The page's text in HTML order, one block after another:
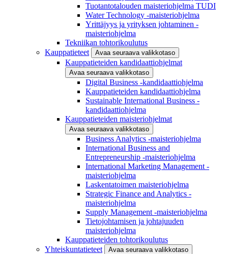
Tuotantotalouden maisteriohjelma TUDI
Water Technology -maisteriohjelma
Yrittäjyys ja yrityksen johtaminen -
maisteriohjelma
Tekniikan tohtorikoulutus
Kauppatieteet
Avaa seuraava valikkotaso
Kauppatieteiden kandidaattiohjelmat
Avaa seuraava valikkotaso
Digital Business -kandidaattiohjelma
Kauppatieteiden kandidaattiohjelma
Sustainable International Business -
kandidaattiohjelma
Kauppatieteiden maisteriohjelmat
Avaa seuraava valikkotaso
Business Analytics -maisteriohjelma
International Business and
Entrepreneurship -maisteriohjelma
International Marketing Management -
maisteriohjelma
Laskentatoimen maisteriohjelma
Strategic Finance and Analytics -
maisteriohjelma
Supply Management -maisteriohjelma
Tietojohtamisen ja johtajuuden
maisteriohjelma
Kauppatieteiden tohtorikoulutus
Yhteiskuntatieteet
Avaa seuraava valikkotaso